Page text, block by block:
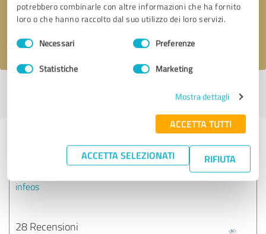
potrebbero combinarle con altre informazioni che ha fornito
loro o che hanno raccolto dal suo utilizzo dei loro servizi.
Selezione
del
Necessari Preferenze
Statistiche Marketing
Mostra dettagli
ACCETTA TUTTI
ACCETTA SELEZIONATI RIFIUTA
Invia il messaggio
Accetto l'informativa sulla privacy.
Esperienze con altri fornitori di
servizi nel settore Servizi IT
infeos
28 Recensioni